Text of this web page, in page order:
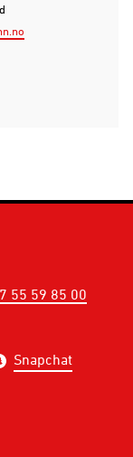
55 59 85 00
Snapchat